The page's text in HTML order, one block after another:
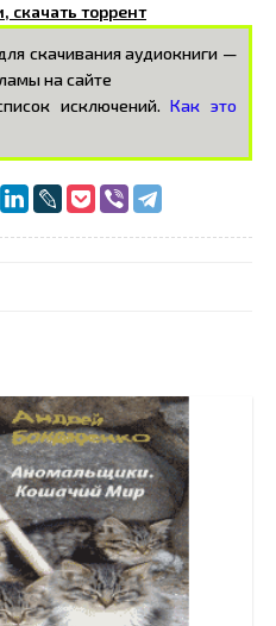
скачать торрент
скачивания аудиокниги —
на сайте
исключений.Как это